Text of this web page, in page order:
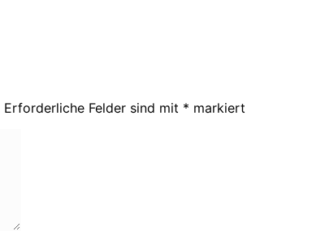
Erforderliche Felder sind mit * markiert